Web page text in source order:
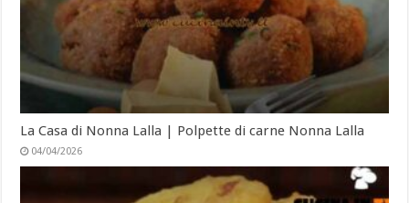
La Casa di Nonna Lalla | Polpette di carne Nonna Lalla
04/04/2026